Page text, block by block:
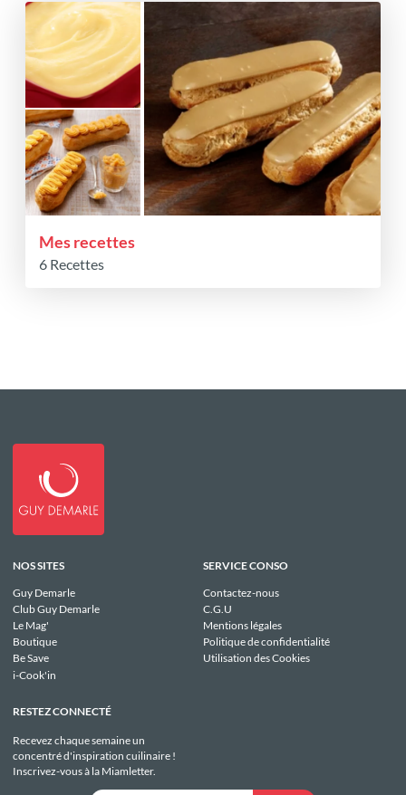
Mes recettes
6 Recettes
NOS SITES
Guy Demarle
Club Guy Demarle
Le Mag'
Boutique
Be Save
i-Cook'in
SERVICE CONSO
Contactez-nous
C.G.U
Mentions légales
Politique de confidentialité
Utilisation des Cookies
RESTEZ CONNECTÉ
Recevez chaque semaine un
concentré d'inspiration cuilinaire !
Inscrivez-vous à la Miamletter.